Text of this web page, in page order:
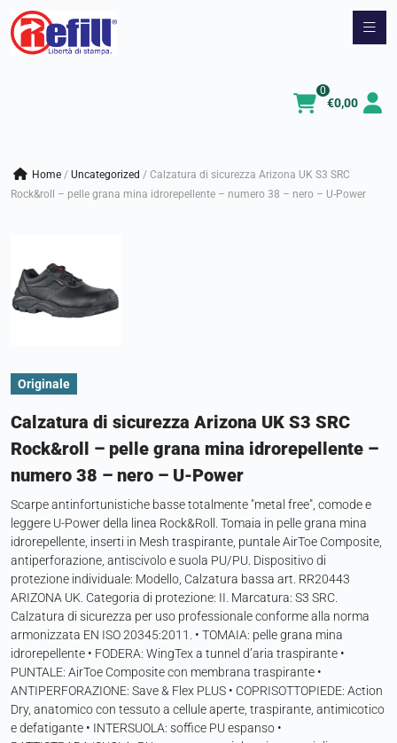
Vai
€0,00
0
Home / uncategorized / Calzatura di sicurezza Arizona UK S3 SRC
Rock&roll – pelle grana mina idrorepellente – numero 38 – nero – U-Power
Originale
Calzatura di sicurezza Arizona UK S3 SRC
Rock&roll – pelle grana mina idrorepellente –
numero 38 – nero – U-Power
Scarpe antinfortunistiche basse totalmente "metal free", comode e
leggere U-Power della linea Rock&Roll. Tomaia in pelle grana mina
idrorepellente, inserti in Mesh traspirante, puntale AirToe Composite,
antiperforazione, antiscivolo e suola PU/PU. Dispositivo di
protezione individuale: Modello, Calzatura bassa art. RR20443
ARIZONA UK. Categoria di protezione: II. Marcatura: S3 SRC.
Calzatura di sicurezza per uso professionale conforme alla norma
armonizzata EN ISO 20345:2011. • TOMAIA: pelle grana mina
idrorepellente • FODERA: WingTex a tunnel d’aria traspirante •
PUNTALE: AirToe Composite con membrana traspirante •
ANTIPERFORAZIONE: Save & Flex PLUS • COPRISOTTOPIEDE: Action
Dry, anatomico con tessuto a cellule aperte, traspirante, antimicotico
e defatigante • INTERSUOLA: soffice PU espanso •